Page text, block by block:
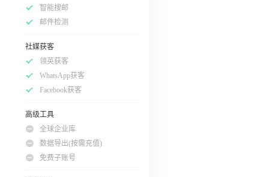
智能搜邮
邮件检测
社媒获客
领英获客
WhatsApp获客
Facebook获客
高级工具
全球企业库
数据导出(按需充值)
免费子账号